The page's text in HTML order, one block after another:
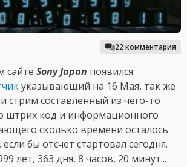
22 комментария
сайте Sony Japan появился
указывающий на 16 Мая, так же
стрим составленный из чего-то
код и информационного
сколько времени осталось
бы отсчет стартовал сегодня.
лет, 363 дня, 8 часов, 20 минут...